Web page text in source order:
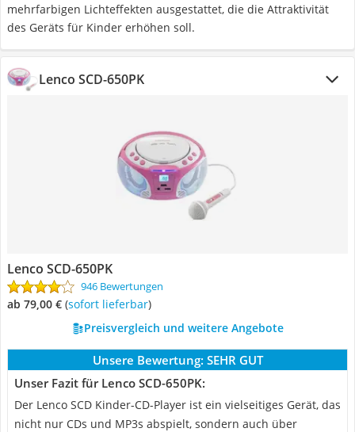
mehrfarbigen Lichteffekten ausgestattet, die die Attraktivität
des Geräts für Kinder erhöhen soll.
Lenco SCD-650PK
Lenco SCD-650PK
946 Bewertungen
ab 79,00 € ( Sofort lieferbar)
Preisvergleich und weitere Angebote
Unsere Bewertung: SEHR GUT
Unser Fazit für Lenco SCD-650PK:
Der Lenco SCD Kinder-CD-Player ist ein vielseitiges Gerät, das
nicht nur CDs und MP3s abspielt, sondern auch über